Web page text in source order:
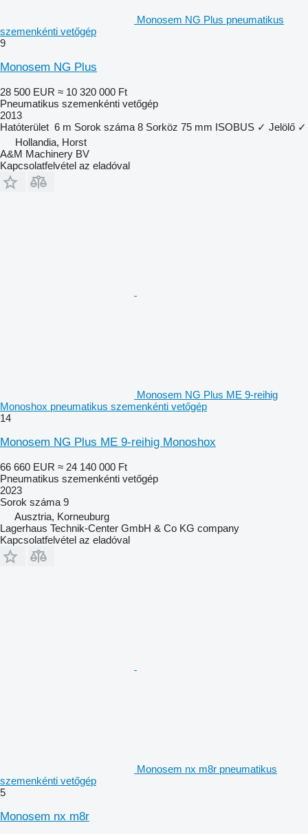
Monosem NG Plus pneumatikus
szemenkénti vetőgép
9
Monosem NG Plus
28 500 EUR ≈ 10 320 000 Ft
Pneumatikus szemenkénti vetőgép
2013
Hatóterület 6 m Sorok száma 8 Sorköz 75 mm ISOBUS ✓ Jelölő ✓
Hollandia, Horst
A&M Machinery BV
Kapcsolatfelvétel az eladóval
Monosem NG Plus ME 9-reihig
Monoshox pneumatikus szemenkénti vetőgép
14
Monosem NG Plus ME 9-reihig Monoshox
66 660 EUR ≈ 24 140 000 Ft
Pneumatikus szemenkénti vetőgép
2023
Sorok száma 9
Ausztria, Korneuburg
Lagerhaus Technik-Center GmbH & Co KG company
Kapcsolatfelvétel az eladóval
Monosem nx m8r pneumatikus
szemenkénti vetőgép
5
Monosem nx m8r